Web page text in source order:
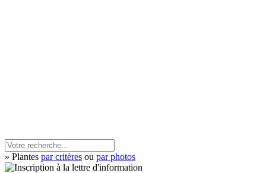
» Plantes par critères ou par photos